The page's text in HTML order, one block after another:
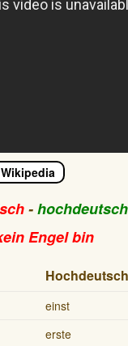
-hochdeutsch
Engel bin
Hochdeutsch
einst
erste